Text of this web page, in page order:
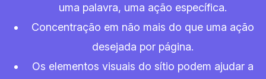
uma palavra, uma ação específica.
Concentração em não mais do que uma ação
desejada por página.
Os elementos visuais do sítio podem ajudar a